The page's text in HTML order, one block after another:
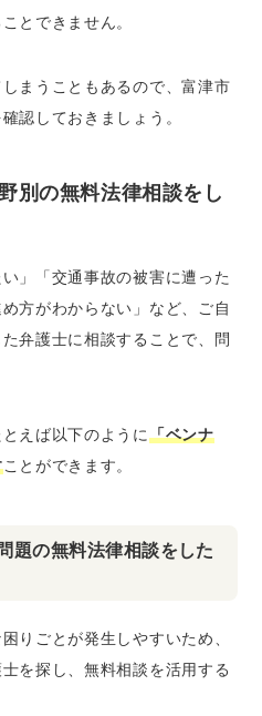
とできません。
まうこともあるので、富津市
認しておきましょう。
別の無料法律相談をし
」「交通事故の被害に遭った
方がわからない」など、ご自
弁護士に相談することで、問
えば以下のように「ベンナ
ことができます。
題の無料法律相談をした
りごとが発生しやすいため、
を探し、無料相談を活用する